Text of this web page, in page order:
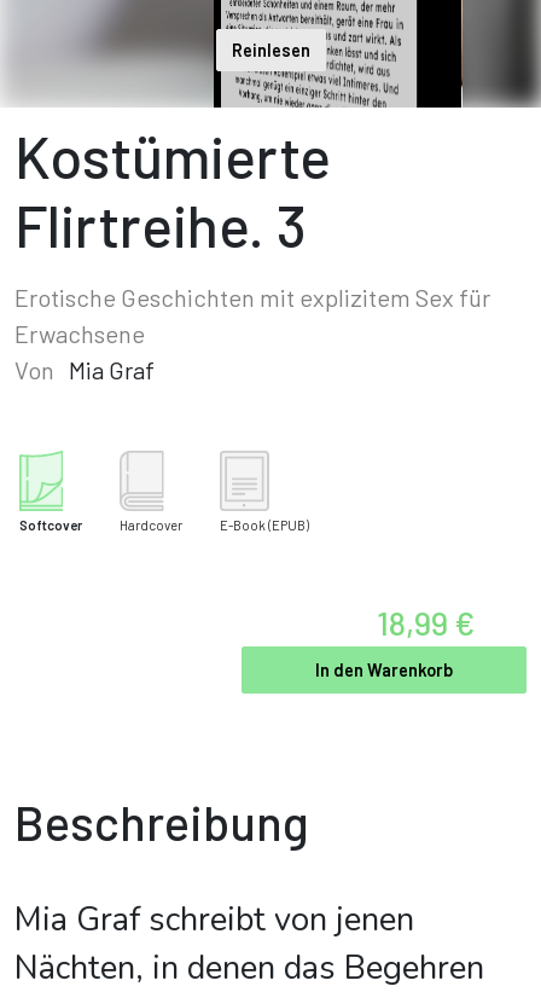
Reinlesen
Kostümierte
Flirtreihe. 3
Erotische Geschichten mit explizitem Sex für
Erwachsene
Von
Mia Graf
Softcover Hardcover E-Book (EPUB)
18,99 €
In den Warenkorb
Beschreibung
Mia Graf schreibt von jenen
Nächten, in denen das Begehren